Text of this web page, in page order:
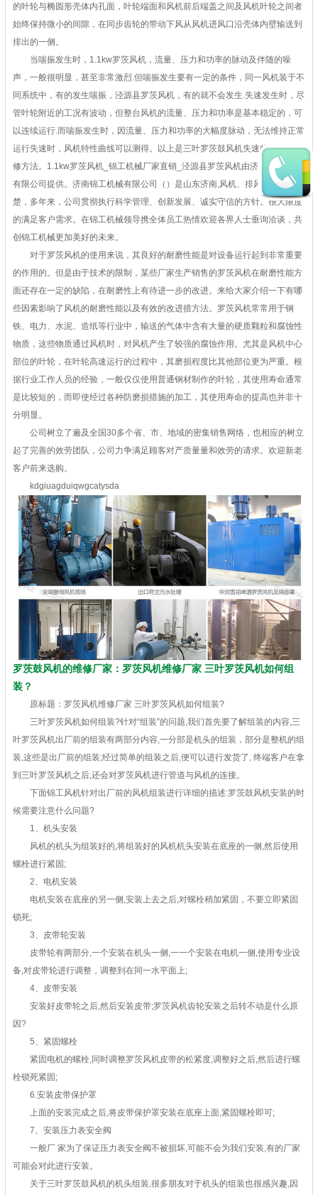
的叶轮与椭圆形壳体内孔面，叶轮端面和风机前后端盖之间及风机叶轮之间者
始终保持微小的间隙，在同步齿轮的带动下风从风机进风口沿壳体内壁输送到
排出的一侧。
当喘振发生时，1.1kw罗茨风机，流量、压力和功率的脉动及伴随的噪
声，一般很明显，甚至非常激烈.但喘振发生要有一定的条件，同一风机装于不
同系统中，有的发生喘振，泾源县罗茨风机，有的就不会发生.失速发生时，尽
管叶轮附近的工况有波动，但整台风机的流量、压力和功率是基本稳定的，可
以连续运行.而喘振发生时，因流量、压力和功率的大幅度脉动，无法维持正常
运行失速时，风机特性曲线可以测得。以上是三叶罗茨鼓风机失速的原因和维
修方法。1.1kw罗茨风机_锦工机械厂家直销_泾源县罗茨风机由济南锦工机械
有限公司提供。济南锦工机械有限公司（）是山东济南,风机、排风设备的翘
楚，多年来，公司贯彻执行科学管理、创新发展、诚实守信的方针。很大限度
的满足客户需求。在锦工机械领导携全体员工热情欢迎各界人士垂询洽谈，共
创锦工机械更加美好的未来。
对于罗茨风机的使用来说，其良好的耐磨性能是对设备运行起到非常重要
的作用的。但是由于技术的限制，某些厂家生产销售的罗茨风机在耐磨性能方
面还存在一定的缺陷，在耐磨性上有待进一步的改进。来给大家介绍一下有哪
些因素影响了风机的耐磨性能以及有效的改进措方法。罗茨风机常常用于钢
铁、电力、水泥、造纸等行业中，输送的气体中含有大量的硬质颗粒和腐蚀性
物质，这些物质通过风机时，对风机产生了较强的腐蚀作用。尤其是风机中心
部位的叶轮，在叶轮高速运行的过程中，其磨损程度比其他部位更为严重。根
据行业工作人员的经验，一般仅仅使用普通钢材制作的叶轮，其使用寿命通常
是比较短的，而即使经过各种防磨损措施的加工，其使用寿命的提高也并非十
分明显。
公司树立了遍及全国30多个省、市、地域的密集销售网络，也相应的树立
起了完善的效劳团队，公司力争满足顾客对产质量量和效劳的请求。欢迎新老
客户前来选购。
kdgiuagduiqwgcatysda
罗茨鼓风机的维修厂家：罗茨风机维修厂家 三叶罗茨风机如何组
装？
原标题：罗茨风机维修厂家 三叶罗茨风机如何组装?
三叶罗茨风机如何组装?针对“组装”的问题,我们首先要了解组装的内容,三
叶罗茨风机出厂前的组装有两部分内容,一分部是机头的组装，部分是整机的组
装,这些是出厂前的组装;经过简单的组装之后,便可以进行发货了, 终端客户在拿
到三叶罗茨风机之后,还会对罗茨风机进行管道与风机的连接。
下面锦工风机针对出厂前的风机组装进行详细的描述:罗茨鼓风机安装的时
候需要注意什么问题?
1、机头安装
风机的机头为组装好的,将组装好的风机机头安装在底座的一侧,然后使用
螺栓进行紧固;
2、电机安装
电机安装在底座的另一侧,安装上去之后,对螺栓稍加紧固，不要立即紧固
锁死;
3、皮带轮安装
皮带轮有两部分,一个安装在机头一侧,一一个安装在电机一侧,使用专业设
备,对皮带轮进行调整，调整到在同一水平面上;
4、皮带安装
安装好皮带轮之后,然后安装皮带;罗茨风机齿轮安装之后转不动是什么原
因?
5、紧固螺栓
紧固电机的螺栓,同时调整罗茨风机皮带的松紧度,调整好之后,然后进行螺
栓锁死紧固;
6.安装皮带保护罩
上面的安装完成之后,将皮带保护罩安装在底座上面,紧固螺栓即可;
7、安装压力表安全阀
一般厂 家为了保证压力表安全阀不被损坏,可能不会为我们安装,有的厂家
可能会对此进行安装。
关于三叶罗茨鼓风机的机头组装,很多朋友对于机头的组装也很感兴趣,因